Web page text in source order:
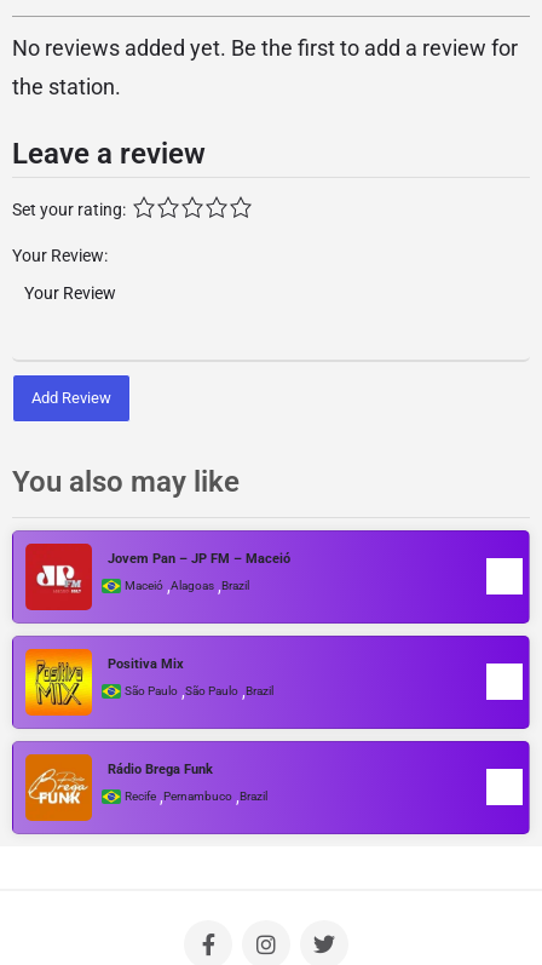
No reviews added yet. Be the first to add a review for
the station.
Leave a review
Set your rating:
Your Review:
Add Review
You also may like
Jovem Pan – JP FM – Maceió
Maceió ,Alagoas ,Brazil
Positiva Mix
São Paulo ,São Paulo ,Brazil
Rádio Brega Funk
Recife ,Pernambuco ,Brazil